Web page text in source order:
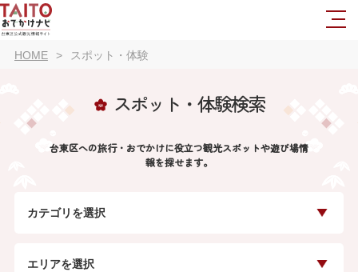
HOME スポット・体験
スポット・体験検索
台東区への旅行・おでかけに役立つ観光スポットや遊び場情
報を探せます。
カテゴリを選択
エリアを選択